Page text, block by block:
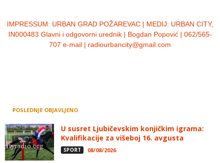
IMPRESSUM: URBAN GRAD POŽAREVAC | MEDIJ: URBAN CITY,
IN000483 Glavni i odgovorni urednik | Bogdan Popović | 062/565-
707 e-mail | radiourbancity@gmail.com
POSLEDNJE OBJAVLJENO
U susret Ljubičevskim konjičkim igrama:
Kvalifikacije za višeboj 16. avgusta
SPORT 08/08/2026